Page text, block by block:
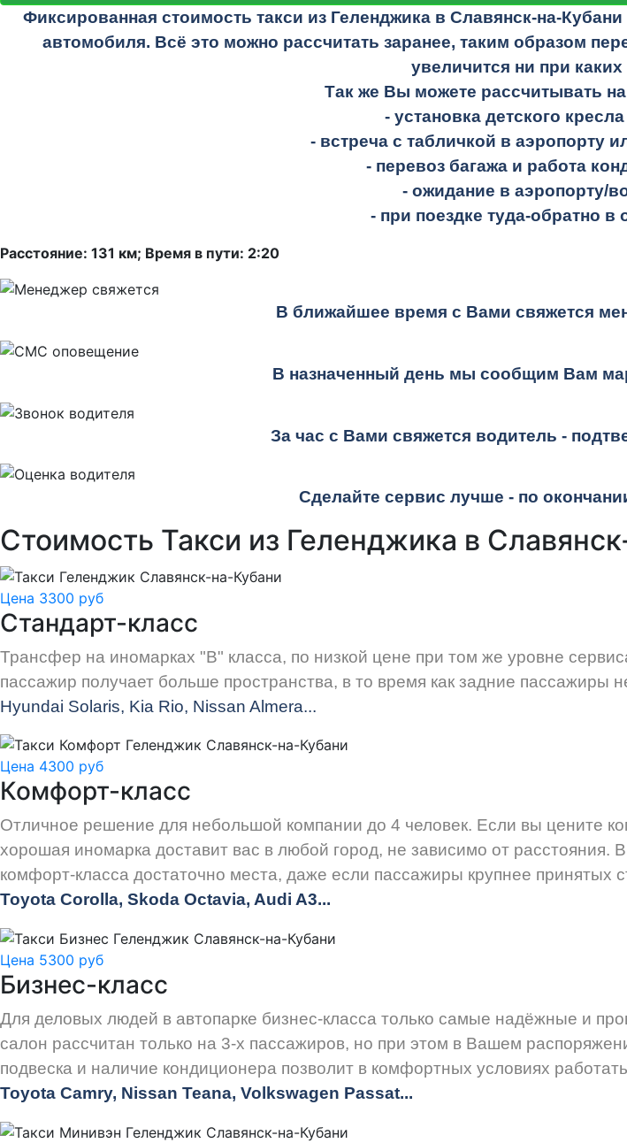
Фиксированная стоимость такси из Геленджика в Славянск-на-
автомобиля. Всё это можно рассчитать заранее, таким образом
увеличится ни при
Так же Вы можете рассчитывать
- установка детского
- встреча с табличкой в аэропорту
- перевоз багажа и работа
- ожидание в аэропорту/
- при поездке туда-обратно в
Расстояние: 131 км; Время в пути: 2:20
В ближайшее время с Вами свяжется
В назначенный день мы сообщим Вам
За час с Вами свяжется водитель -
Сделайте сервис лучше - по
Стоимость Такси из Геленджика в
Цена 3300 руб
Стандарт-класс
Трансфер на иномарках "В" класса, по низкой цене при том же уровне
пассажир получает больше пространства, в то время как задние пассажиры
Hyundai Solaris, Kia Rio, Nissan Almera...
Цена 4300 руб
Комфорт-класс
Отличное решение для небольшой компании до 4 человек. Если вы цените
хорошая иномарка доставит вас в любой город, не зависимо от расстояния.
комфорт-класса достаточно места, даже если пассажиры крупнее принятых
Toyota Corolla, Skoda Octavia, Audi A3...
Цена 5300 руб
Бизнес-класс
Для деловых людей в автопарке бизнес-класса только самые надёжные и
салон рассчитан только на 3-х пассажиров, но при этом в Вашем
подвеска и наличие кондиционера позволит в комфортных условиях
Toyota Camry, Nissan Teana, Volkswagen Passat...